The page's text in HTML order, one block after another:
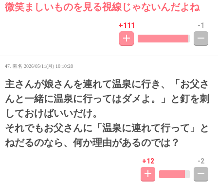
微笑ましいものを見る視線じゃないんだよね
+111 -1
47. 匿名 2026/05/11(月) 10:10:28
主さんが娘さんを連れて温泉に行き、「お父さ
んと一緒に温泉に行ってはダメよ。」と釘を刺
しておけばいいだけ。
それでもお父さんに「温泉に連れて行って」と
ねだるのなら、何か理由があるのでは？
+12 -2